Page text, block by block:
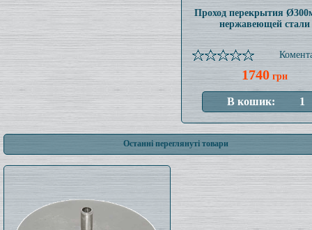
Проход перекрытия
нержавеющей стали
1740 грн
Останні переглянуті товари